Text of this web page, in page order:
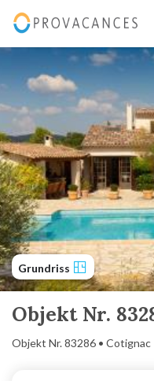
Grundriss
Objekt Nr.
Objekt Nr. 83286 • Cotignac